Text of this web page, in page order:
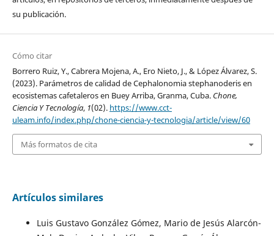
su publicación.
Cómo citar
Borrero Ruiz, Y., Cabrera Mojena, A., Ero Nieto, J., & López Álvarez, S.
(2023). Parámetros de calidad de Cephalonomia stephanoderis en
ecosistemas cafetaleros en Buey Arriba, Granma, Cuba. Chone,
Ciencia Y Tecnología, 1(02). https://www.cct-
uleam.info/index.php/chone-ciencia-y-tecnologia/article/view/60
Más formatos de cita
Artículos similares
Luis Gustavo González Gómez, Mario de Jesús Alarcón-